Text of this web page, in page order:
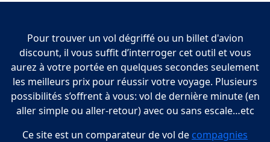
Pour trouver un vol dégriffé ou un billet d'avion
discount, il vous suffit d’interroger cet outil et vous
aurez à votre portée en quelques secondes seulement
les meilleurs prix pour réussir votre voyage. Plusieurs
possibilités s’offrent à vous: vol de dernière minute (en
aller simple ou aller-retour) avec ou sans escale…etc
Ce site est un comparateur de vol de compagnies